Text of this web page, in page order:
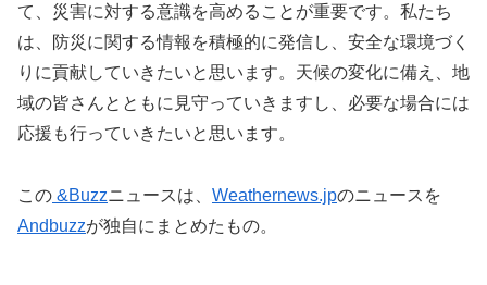
て、災害に対する意識を高めることが重要です。私たち
は、防災に関する情報を積極的に発信し、安全な環境づく
りに貢献していきたいと思います。天候の変化に備え、地
域の皆さんとともに見守っていきますし、必要な場合には
応援も行っていきたいと思います。
この &Buzzニュースは、 Weathernews.jpのニュースを
Andbuzzが独自にまとめたもの。